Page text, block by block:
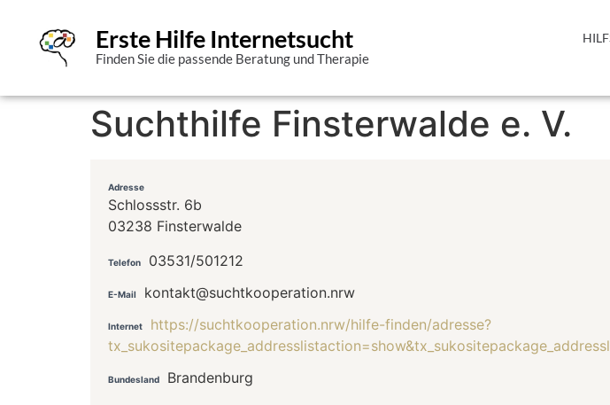
Erste Hilfe Internetsucht
Finden Sie die passende Beratung und Therapie
Suchthilfe Finsterwalde e. V.
Adresse
Schlossstr. 6b
03238 Finsterwalde
Telefon 03531/501212
E-Mail kontakt@suchtkooperation.nrw
Internet
https://suchtkooperation.nrw/hilfe-finden/adresse?
Bundesland Brandenburg